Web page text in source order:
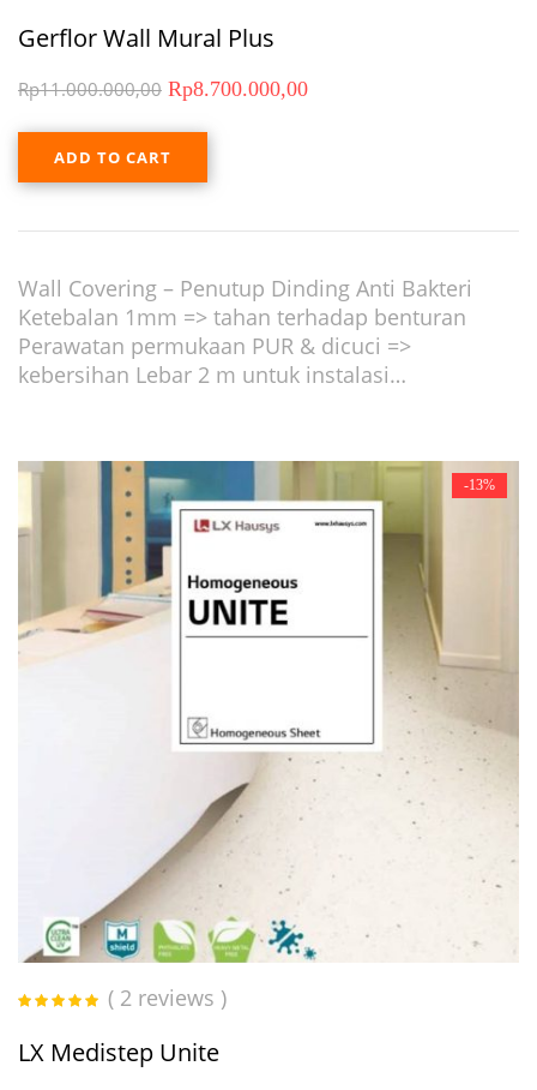
Gerflor Wall Mural Plus
Rp11.000.000,00 Rp8.700.000,00
ADD TO CART
Wall Covering – Penutup Dinding Anti Bakteri
Ketebalan 1mm => tahan terhadap benturan
Perawatan permukaan PUR & dicuci =>
kebersihan Lebar 2 m untuk instalasi…
-13%
( 2 reviews )
LX Medistep Unite